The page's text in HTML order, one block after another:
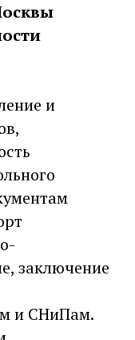
и
заключение
и СНиПам.